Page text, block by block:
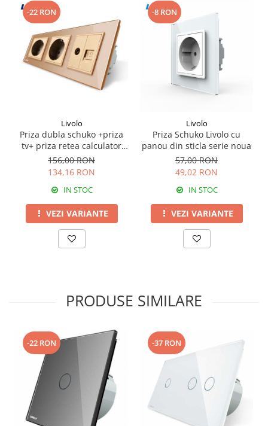
-22 RON
Livolo
Priza dubla schuko +priza
tv+ priza retea calculator
Livolo
156,00 RON
134,16 RON
IN STOC
VEZI VARIANTE
-8 RON
Livolo
Priza Schuko Livolo cu
panou din sticla serie noua
57,00 RON
49,02 RON
IN STOC
VEZI VARIANTE
PRODUSE SIMILARE
-22 RON -37 RON